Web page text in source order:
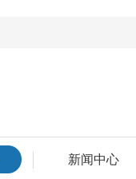
新闻中心